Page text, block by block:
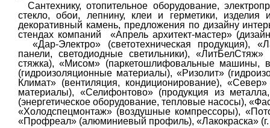
Сантехнику, отопительное оборудование,
стекло, обои, лепнину, клеи и герметики, изделия
декоративный камень, предложения по дизайну
стендах компаний
«Апрель архитект-мастер»
«Дар-Электро» (светотехническая продукция),
панели, светодиодные светильники),
стяжка), «Мисом» (паркетошлифовальные машины,
(гидроизоляционные материалы), «Ризолит»
Климат» (вентиляция, кондиционирование),
материалы), «Селифонтово» (продукция из
(энергетическое оборудование, тепловые насосы),
«Холодспецмонтаж» (воздушные компрессоры),
«Профреал» (алюминиевый профиль), «Лакокраска» (г.